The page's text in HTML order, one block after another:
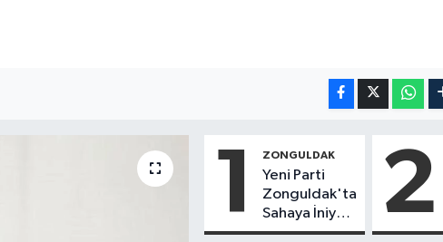
1 ZONGULDAK
Yeni Parti
Zonguldak'ta
Sahaya İniyor!
8 İlçede
2